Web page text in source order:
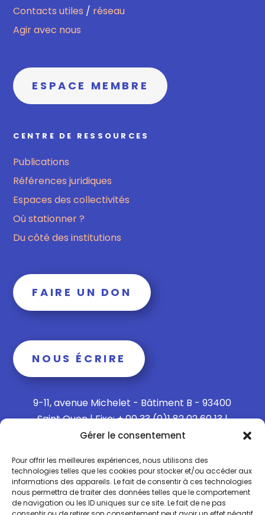
Gérer le consentement
Pour offrir les meilleures expériences, nous utilisons des
technologies telles que les cookies pour stocker et/ou accéder aux
informations des appareils. Le fait de consentir à ces technologies
nous permettra de traiter des données telles que le comportement
de navigation ou les ID uniques sur ce site. Le fait de ne pas
Contacts utiles / réseau
Agir avec nous
ESPACE MEMBRE
CENTRE DE RESSOURCES
Publications
Références juridiques
Espaces des collectivités
Où stationner ?
Du côté des institutions
FAIRE UN DON
NOUS ÉCRIRE
9-11, avenue Michelet - Bâtiment B - 93400
Saint Ouen | Fixe: + 00 33 (0)1 82 02 60 13 |
Mobile: + 00 33 (0)6 15 73 65 40
Politique de confidentialité